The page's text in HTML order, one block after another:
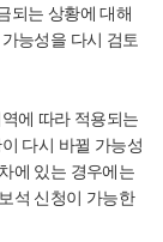
되는 상황에 대해
능성을 다시 검토
에 따라 적용되는
다시 바뀔 가능성
에 있는 경우에는
석 신청이 가능한